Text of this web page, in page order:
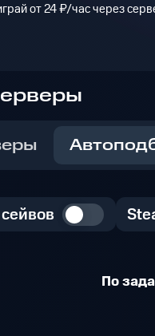
от 24 ₽/час через
По